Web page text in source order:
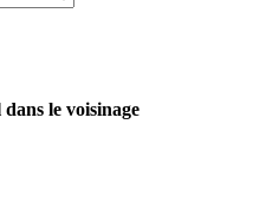
le voisinage